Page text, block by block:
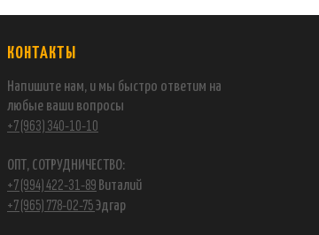
КОНТАКТЫ
Напишите нам, и мы быстро ответим на
любые ваши вопросы
+7 (963) 340-10-10
ОПТ, СОТРУДНИЧЕСТВО:
+7 (994) 422-31-89 Виталий
+7 (965) 778-02-75Эдгар